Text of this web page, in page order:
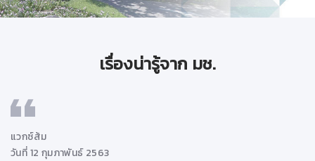
เรื่องน่ารู้จาก มช.
แวกซ์ส้ม
วันที่ 12 กุมภาพันธ์ 2563